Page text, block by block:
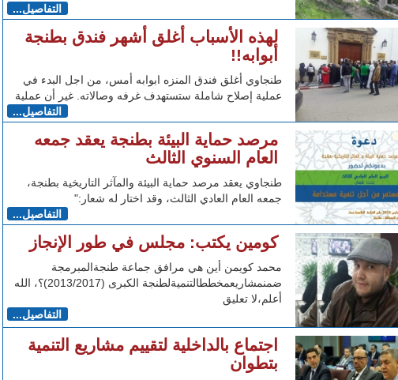
التفاصيل...
لهذه الأسباب أغلق أشهر فندق بطنجة
أبوابه!!
طنجاوي أغلق فندق المنزه ابوابه أمس، من اجل البدء في
عملية إصلاح شاملة ستستهدف غرفه وصالاته. غير أن عملية
التفاصيل...
مرصد حماية البيئة بطنجة يعقد جمعه
العام السنوي الثالث
طنجاوي يعقد مرصد حماية البيئة والمآثر التاريخية بطنجة،
جمعه العام العادي الثالث، وقد اختار له شعار:"
التفاصيل...
كومين يكتب: مجلس في طور الإنجاز
محمد كويمن أين هي مرافق جماعة طنجةالمبرمجة
ضمنمشاريعمخططالتنميةلطنجة الكبرى (2013/2017)؟، الله
أعلم،لا تعليق
التفاصيل...
اجتماع بالداخلية لتقييم مشاريع التنمية
بتطوان